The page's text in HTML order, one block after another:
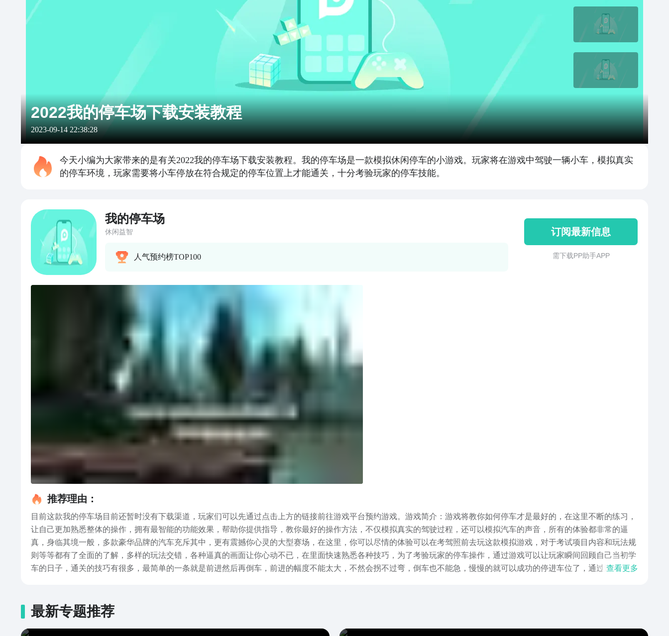
2022我的停车场下载安装教程
2023-09-14 22:38:28
今天小编为大家带来的是有关2022我的停车场下载安装教程。我的停车场是一款模拟休闲停车的小游戏。玩家将在游戏中驾驶一辆小车，模拟真实
的停车环境，玩家需要将小车停放在符合规定的停车位置上才能通关，十分考验玩家的停车技能。
我的停车场
休闲益智
人气预约榜TOP100
订阅最新信息
需 下 载 P P 助 手 A P P
推荐理由：
目前这款我的停车场目前还暂时没有下载渠道，玩家们可以先通过点击上方的链接前往游戏平台预约游戏。游戏简介：游戏将教你如何停车才是最好的，在这里不断的练习，
让自己更加熟悉整体的操作，拥有最智能的功能效果，帮助你提供指导，教你最好的操作方法，不仅模拟真实的驾驶过程，还可以模拟汽车的声音，所有的体验都非常的逼
真，身临其境一般，多款豪华品牌的汽车充斥其中，更有震撼你心灵的大型赛场，在这里，你可以尽情的体验可以在考驾照前去玩这款模拟游戏，对于考试项目内容和玩法规
则等等都有了全面的了解，多样的玩法交错，各种逼真的画面让你心动不已，在里面快速熟悉各种技巧，为了考验玩家的停车操作，通过游戏可以让玩家瞬间回顾自己当初学
车的日子，通关的技巧有很多，最简单的一条就是前进然后再倒车，前进的幅度不能太大，不然会拐不过弯，倒车也不能急，慢慢的就可以成功的停进车位了，通过游戏可以
查看更多
最新专题推荐